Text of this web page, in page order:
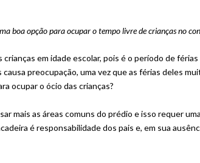
boa opção para ocupar o tempo livre de crianças no
em idade escolar, pois é o período de férias
preocupação, uma vez que as férias deles
ocupar o ócio das crianças?
mais as áreas comuns do prédio e isso requer
é responsabilidade dos pais e, em sua